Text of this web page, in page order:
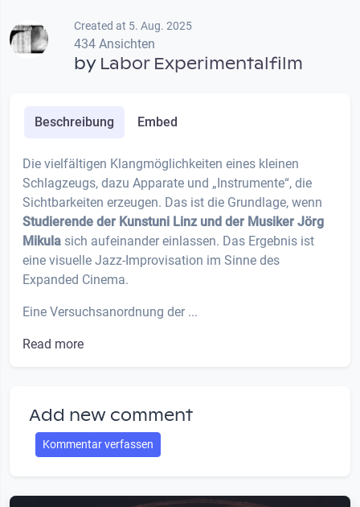
Created at 5. Aug. 2025
434 Ansichten
by Labor Experimentalfilm
Beschreibung Embed
Die vielfältigen Klangmöglichkeiten eines kleinen
Schlagzeugs, dazu Apparate und „Instrumente“, die
Sichtbarkeiten erzeugen. Das ist die Grundlage, wenn
Studierende der Kunstuni Linz und der Musiker Jörg
Mikula sich aufeinander einlassen. Das Ergebnis ist
eine visuelle Jazz-Improvisation im Sinne des
Expanded Cinema.
Eine Versuchsanordnung der ...
Read more
Add new comment
Kommentar verfassen